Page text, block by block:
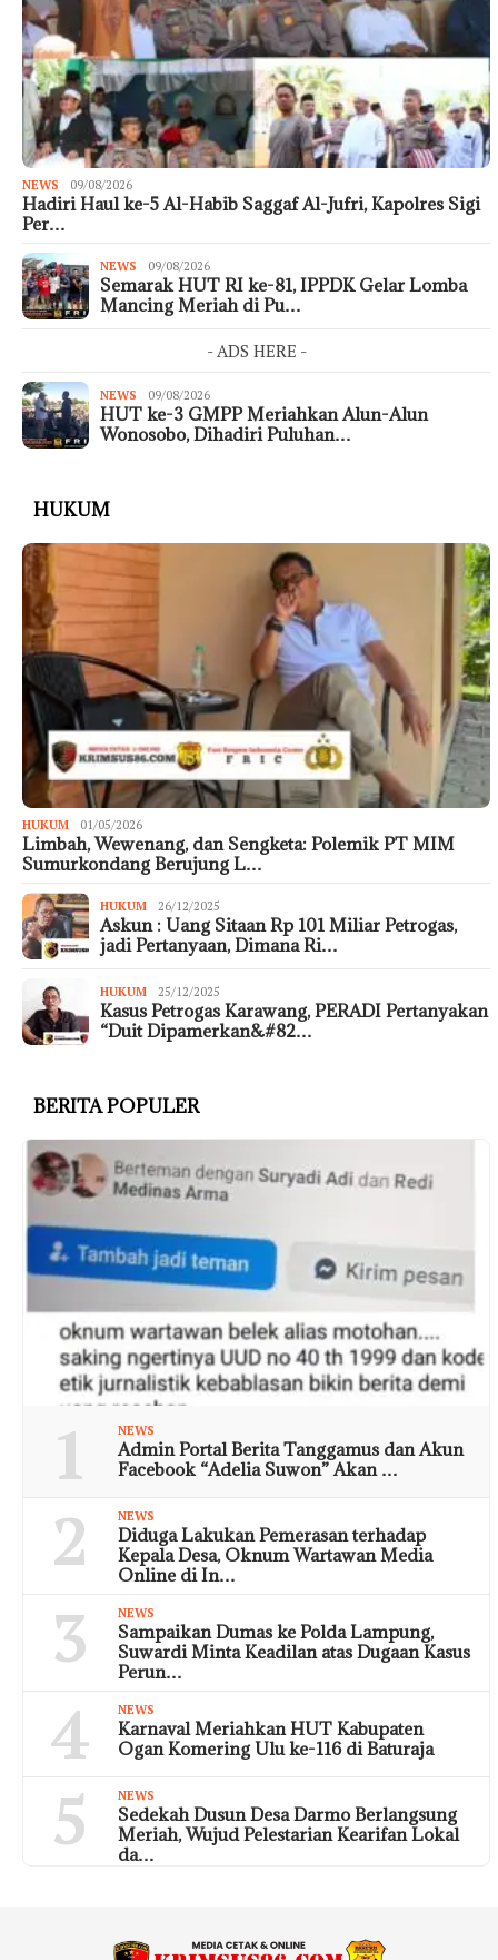
NEWS 09/08/2026
Hadiri Haul ke-5 Al-Habib Saggaf Al-Jufri, Kapolres Sigi
Per…
NEWS 09/08/2026
Semarak HUT RI ke-81, IPPDK Gelar Lomba
Mancing Meriah di Pu…
- ADS HERE -
NEWS 09/08/2026
HUT ke-3 GMPP Meriahkan Alun-Alun
Wonosobo, Dihadiri Puluhan…
HUKUM
HUKUM 01/05/2026
Limbah, Wewenang, dan Sengketa: Polemik PT MIM
Sumurkondang Berujung L…
HUKUM 26/12/2025
Askun : Uang Sitaan Rp 101 Miliar Petrogas,
jadi Pertanyaan, Dimana Ri…
HUKUM 25/12/2025
Kasus Petrogas Karawang, PERADI Pertanyakan
“Duit Dipamerkan&#82…
BERITA POPULER
1 NEWS
Admin Portal Berita Tanggamus dan Akun
Facebook “Adelia Suwon” Akan …
2 NEWS
Diduga Lakukan Pemerasan terhadap
Kepala Desa, Oknum Wartawan Media
Online di In…
3 NEWS
Sampaikan Dumas ke Polda Lampung,
Suwardi Minta Keadilan atas Dugaan Kasus
Perun…
4 NEWS
Karnaval Meriahkan HUT Kabupaten
Ogan Komering Ulu ke-116 di Baturaja
5 NEWS
Sedekah Dusun Desa Darmo Berlangsung
Meriah, Wujud Pelestarian Kearifan Lokal
da…